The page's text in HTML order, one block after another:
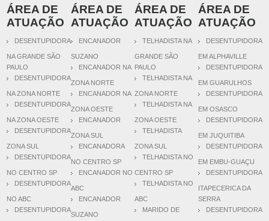
ÁREA DE
ATUAÇÃO
DESENTUPIDORA
NA GRANDE SÃO
PAULO
DESENTUPIDORA
NA ZONA NORTE
DESENTUPIDORA
NA ZONA OESTE
DESENTUPIDORA
ZONA SUL
DESENTUPIDORA
NO CENTRO SP
DESENTUPIDORA
NO ABC
DESENTUPIDORA
ÁREA DE
ATUAÇÃO
ENCANADOR
SUZANO
ENCANADOR NA
ZONA NORTE
ENCANADOR NA
ZONA OESTE
ENCANADOR
ZONA SUL
ENCANADORA
NO CENTRO SP
ENCANADOR NO
ABC
ENCANADOR
SUZANO
ÁREA DE
ATUAÇÃO
TELHADISTA NA
GRANDE SÃO
PAULO
TELHADISTA NA
ZONA NORTE
TELHADISTA NA
ZONA OESTE
TELHADISTA
ZONA SUL
TELHADISTA NO
CENTRO SP
TELHADISTA NO
ABC
MARIDO DE
ÁREA DE
ATUAÇÃO
DESENTUPIDORA
EM ALPHAVILLE
DESENTUPIDORA
EM GUARULHOS
DESENTUPIDORA
EM OSASCO
DESENTUPIDORA
EM JUQUITIBA
DESENTUPIDORA
EM EMBU-GUAÇU
DESENTUPIDORA
ITAPECERICA DA
SERRA
DESENTUPIDORA